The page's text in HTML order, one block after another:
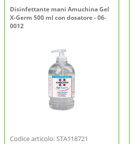
Disinfettante mani Amuchina Gel
X-Germ 500 ml con dosatore - 06-
0012
Codice articolo: STA118721